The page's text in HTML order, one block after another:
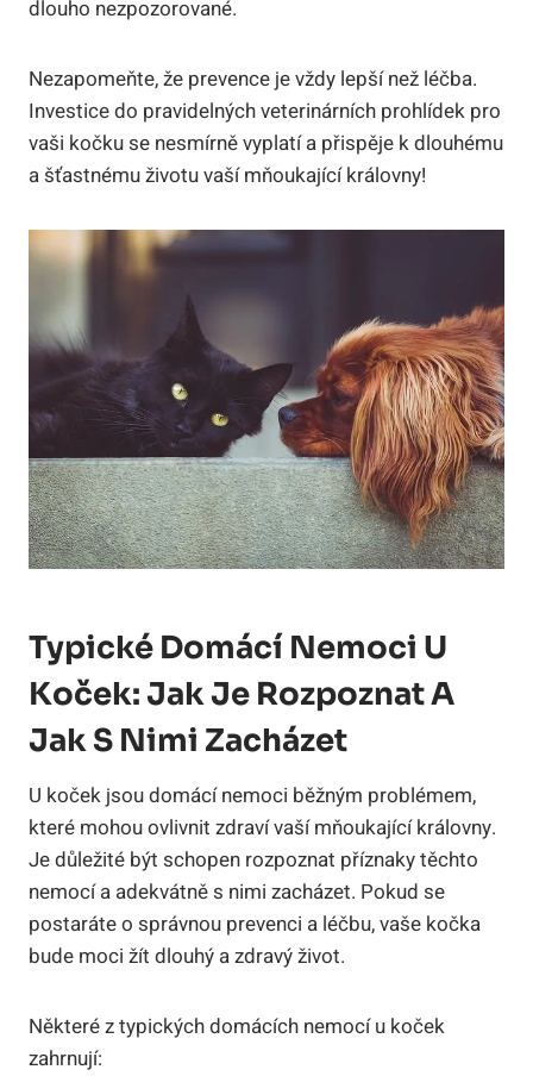
dlouho nezpozorované.
Nezapomeňte, že prevence je vždy lepší než léčba.
Investice do pravidelných veterinárních prohlídek pro
vaši kočku se nesmírně vyplatí a přispěje k dlouhému
a šťastnému životu vaší mňoukající královny!
Typické Domácí Nemoci U
Koček: Jak Je Rozpoznat A
Jak S Nimi Zacházet
U koček jsou domácí nemoci běžným problémem,
které mohou ovlivnit zdraví vaší mňoukající královny.
Je důležité být schopen rozpoznat příznaky těchto
nemocí a adekvátně s nimi zacházet. Pokud se
postaráte o správnou prevenci a léčbu, vaše kočka
bude moci žít dlouhý a zdravý život.
Některé z typických domácích nemocí u koček
zahrnují: